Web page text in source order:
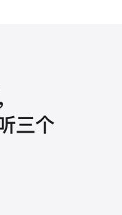
三个